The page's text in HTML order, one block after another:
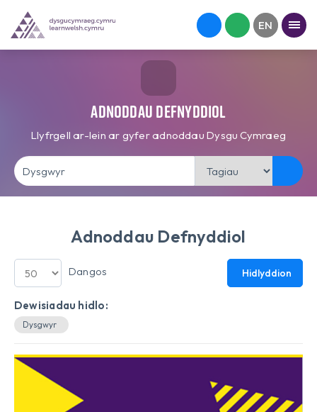
Adnoddau Defnyddiol
Llyfrgell ar-lein ar gyfer adnoddau Dysgu Cymraeg
Adnoddau Defnyddiol
Dangos Hidlyddion
Dewisiadau hidlo:
Dysgwyr